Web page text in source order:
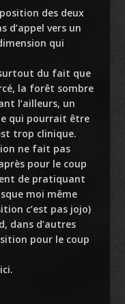
des deux
d’appel vers un
qui
du fait que
la forêt sombre
l’ailleurs, un
qui pourrait être
trop clinique.
ne fait pas
pour le coup
de pratiquant
moi même
c’est pas jojo)
dans d’autres
pour le coup